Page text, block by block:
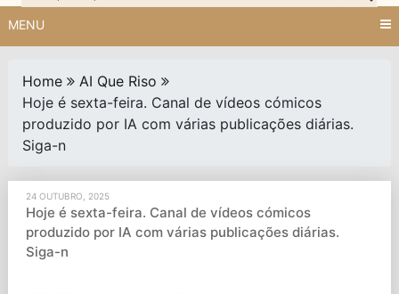
MENU
Home
AI Que Riso
Hoje é sexta-feira. Canal de vídeos cómicos
produzido por IA com várias publicações diárias.
Siga-n
24 OUTUBRO, 2025
Hoje é sexta-feira. Canal de vídeos cómicos
produzido por IA com várias publicações diárias.
Siga-n